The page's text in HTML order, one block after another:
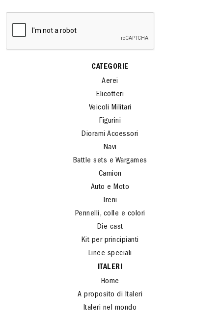
CATEGORIE
Aerei
Elicotteri
Veicoli Militari
Figurini
Diorami Accessori
Navi
Battle sets e Wargames
Camion
Auto e Moto
Treni
Pennelli, colle e colori
Die cast
Kit per principianti
Linee speciali
ITALERI
Home
A proposito di Italeri
Italeri nel mondo